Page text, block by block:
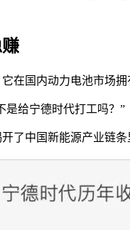
在国内动力电池市场拥
是给宁德时代打工吗？”
了中国新能源产业链